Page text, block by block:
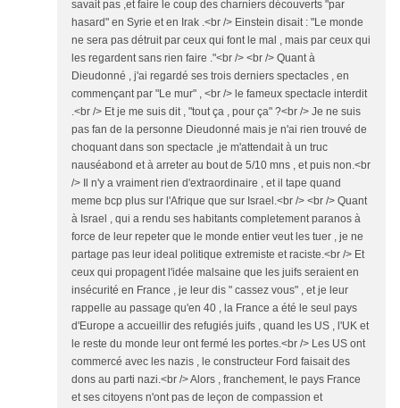
savait pas ,et faire le coup des charniers découverts "par
hasard" en Syrie et en Irak .<br /> Einstein disait : "Le monde
ne sera pas détruit par ceux qui font le mal , mais par ceux qui
les regardent sans rien faire ."<br /> <br /> Quant à
Dieudonné , j'ai regardé ses trois derniers spectacles , en
commençant par "Le mur" , <br /> le fameux spectacle interdit
.<br /> Et je me suis dit , "tout ça , pour ça" ?<br /> Je ne suis
pas fan de la personne Dieudonné mais je n'ai rien trouvé de
choquant dans son spectacle ,je m'attendait à un truc
nauséabond et à arreter au bout de 5/10 mns , et puis non.<br
/> Il n'y a vraiment rien d'extraordinaire , et il tape quand
meme bcp plus sur l'Afrique que sur Israel.<br /> <br /> Quant
à Israel , qui a rendu ses habitants completement paranos à
force de leur repeter que le monde entier veut les tuer , je ne
partage pas leur ideal politique extremiste et raciste.<br /> Et
ceux qui propagent l'idée malsaine que les juifs seraient en
insécurité en France , je leur dis " cassez vous" , et je leur
rappelle au passage qu'en 40 , la France a été le seul pays
d'Europe a accueillir des refugiés juifs , quand les US , l'UK et
le reste du monde leur ont fermé les portes.<br /> Les US ont
commercé avec les nazis , le constructeur Ford faisait des
dons au parti nazi.<br /> Alors , franchement, le pays France
et ses citoyens n'ont pas de leçon de compassion et